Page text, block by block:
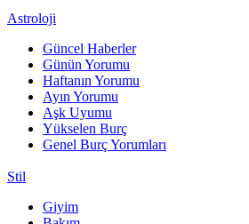
Astroloji
Güncel Haberler
Günün Yorumu
Haftanın Yorumu
Ayın Yorumu
Aşk Uyumu
Yükselen Burç
Genel Burç Yorumları
Stil
Giyim